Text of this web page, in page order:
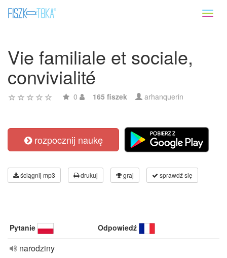
Vie familiale et sociale,
convivialité
0 165 fiszek arhanquerin
rozpocznij naukę
ściągnij mp3 drukuj graj sprawdź się
Pytanie Odpowiedź
narodziny